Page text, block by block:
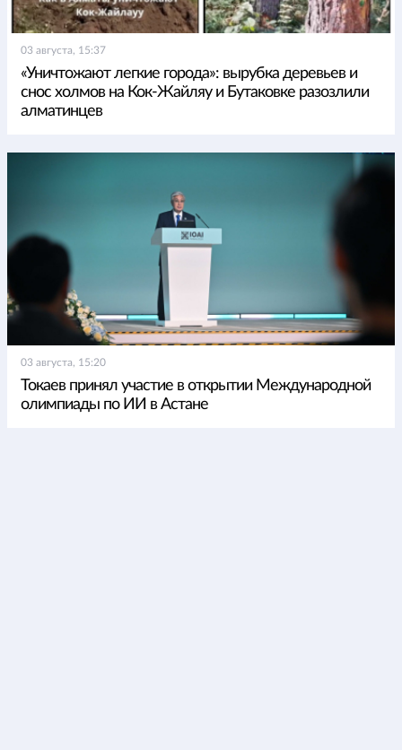
03 августа, 15:37
«Уничтожают легкие города»: вырубка деревьев и
снос холмов на Кок-Жайляу и Бутаковке разозлили
алматинцев
03 августа, 15:20
Токаев принял участие в открытии Международной
олимпиады по ИИ в Астане